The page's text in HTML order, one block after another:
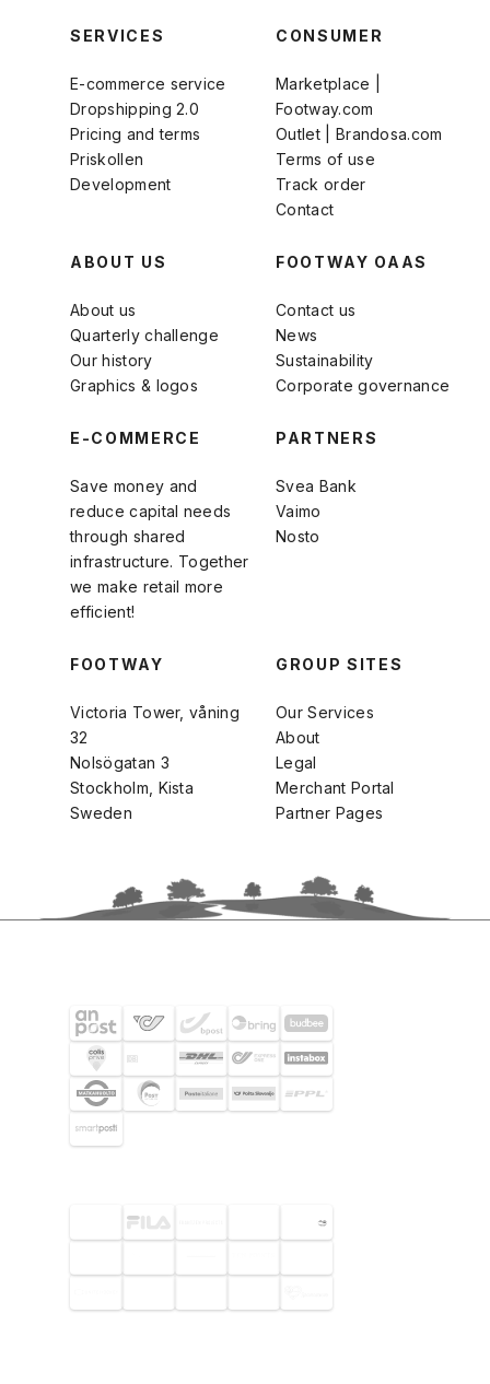
SERVICES
E-commerce service
Dropshipping 2.0
Pricing and terms
Priskollen
Development
CONSUMER
Marketplace |
Footway.com
Outlet | Brandosa.com
Terms of use
Track order
Contact
ABOUT US
About us
Quarterly challenge
Our history
Graphics & logos
FOOTWAY OAAS
Contact us
News
Sustainability
Corporate governance
E-COMMERCE
Save money and
reduce capital needs
through shared
infrastructure. Together
we make retail more
efficient!
PARTNERS
Svea Bank
Vaimo
Nosto
FOOTWAY
Victoria Tower, våning
32
Nolsögatan 3
Stockholm, Kista
Sweden
GROUP SITES
Our Services
About
Legal
Merchant Portal
Partner Pages